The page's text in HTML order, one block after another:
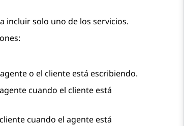
incluir solo uno de los servicios.
o el cliente está escribiendo.
cuando el cliente está
cuando el agente está